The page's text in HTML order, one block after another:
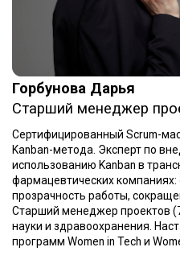
Получить скидку